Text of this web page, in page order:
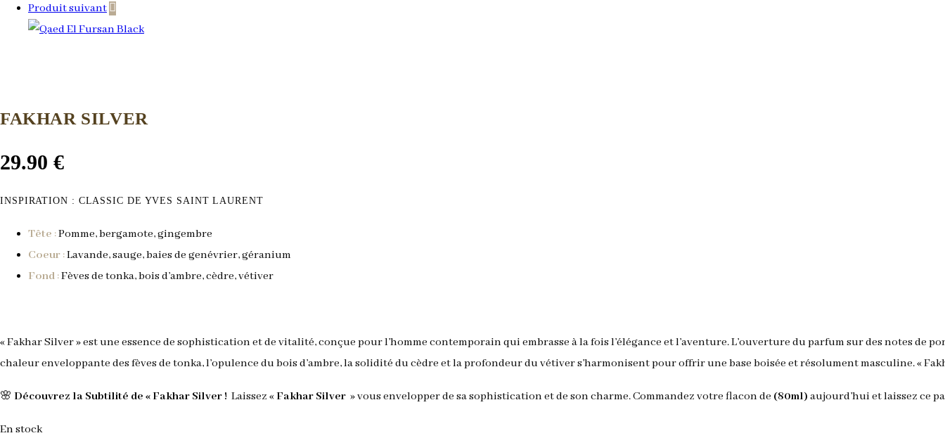
Produit suivant
FAKHAR SILVER
29.90 €
INSPIRATION : CLASSIC DE YVES SAINT LAURENT
Tête :Pomme, bergamote, gingembre
Coeur :Lavande, sauge, baies de genévrier, géranium
Fond :Fèves de tonka, bois d’ambre, cèdre, vétiver
« Fakhar Silver » est une essence de sophistication et de vitalité, conçue pour l’homme contemporain qui embrasse à la fois l’élégance et l’aventure. L’ouverture du parfum sur des notes
chaleur enveloppante des fèves de tonka, l’opulence du bois d’ambre, la solidité du cèdre et la profondeur du vétiver s’harmonisent pour offrir une base boisée et résolument
🌸 Découvrez la Subtilité de « Fakhar Silver ! Laissez «Fakhar Silver » vous envelopper de sa sophistication et de son charme. Commandez votre flacon de (80ml) aujourd’hui et laissez ce
En stock